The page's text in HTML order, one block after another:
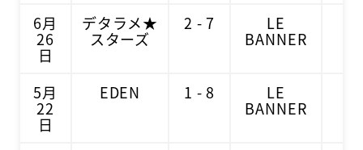
6月
26
日
デタラメ★
スターズ
2 - 7 LE
BANNER
5月
22
日
EDEN 1 - 8 LE
BANNER